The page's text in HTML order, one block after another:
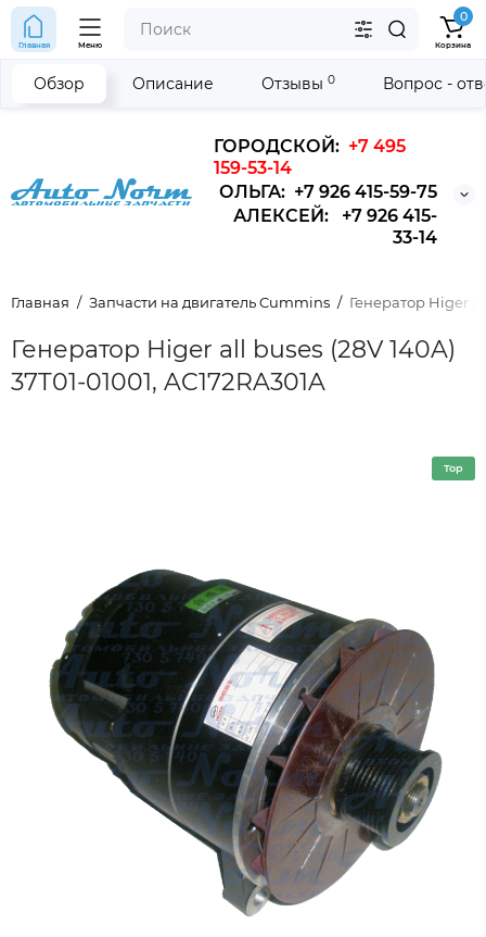
ГОРОДСКОЙ: +7 495
159-53-14
ОЛЬГА: +7 926 415-59-75
АЛЕКСЕЙ: +7 926 415-
33-14
Главная Меню
0
Корзина
Главная Запчасти на двигатель Cummins Генератор Higer
Генератор Higer all buses (28V 140A)
37T01-01001, AC172RA301A
Обзор Описание Отзывы 0 Вопрос -
Top